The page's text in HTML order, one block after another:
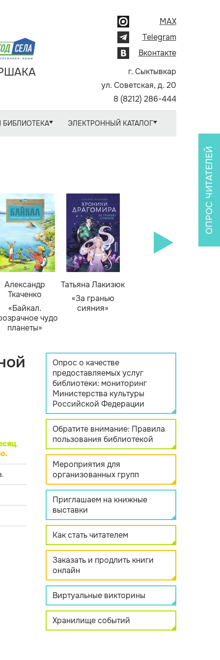
MAX
Telegram
Вконтакте
г. Сыктывкар
ул. Советская, д. 20
8 (8212) 286-444
БИБЛИОТЕКА ЭЛЕКТРОННЫЙ КАТАЛОГ
Александр
Ткаченко
«Байкал.
чудо
планеты»
Татьяна Лакизюк
«За гранью
сияния»
.
ОПРОС ЧИТАТЕЛЕЙ
Опрос о качестве
предоставляемых услуг
библиотеки: мониторинг
Министерства культуры
Российской Федерации
Обратите внимание: Правила
пользования библиотекой
Мероприятия для
организованных групп
Приглашаем на книжные
выставки
Как стать читателем
Заказать и продлить книги
онлайн
Виртуальные викторины
Хранилище событий